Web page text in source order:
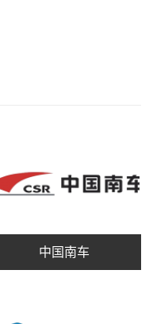
中国南车